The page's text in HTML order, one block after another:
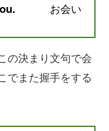
you. お会い
の決まり文句で会
でまた握手をする